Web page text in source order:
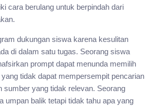
cara berulang untuk berpindah dari
dukungan siswa karena kesulitan
di dalam satu tugas. Seorang siswa
prompt dapat menunda memilih
tidak dapat mempersempit pencarian
sumber yang tidak relevan. Seorang
umpan balik tetapi tidak tahu apa yang